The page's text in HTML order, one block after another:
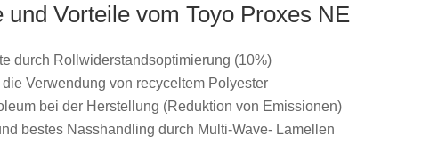
Vorteile vom Toyo Proxes NE
durch Rollwiderstandsoptimierung (10%)
Verwendung von recyceltem Polyester
bei der Herstellung (Reduktion von Emissionen)
bestes Nasshandling durch Multi-Wave- Lamellen